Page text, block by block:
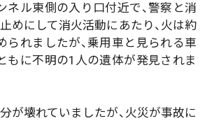
ネル東側の入り口付近で、警察と消
めにして消火活動にあたり、火は約
られましたが、乗用車と見られる車
もに不明の1人の遺体が発見されま
が壊れていましたが、火災が事故に